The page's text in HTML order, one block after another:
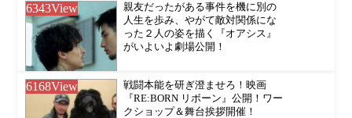
6343View
親友だったがある事件を機に別の
人生を歩み、やがて敵対関係にな
った２人の姿を描く『オアシス』
がいよいよ劇場公開！
6168View
戦闘本能を研ぎ澄ませろ！映画
『RE:BORN リボーン』公開！ワー
クショップ＆舞台挨拶開催！